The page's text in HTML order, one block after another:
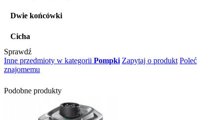
Dwie końcówki
Cicha
Sprawdź
Inne przedmioty w kategorii Pompki Zapytaj o produkt Poleć
znajomemu
Podobne produkty